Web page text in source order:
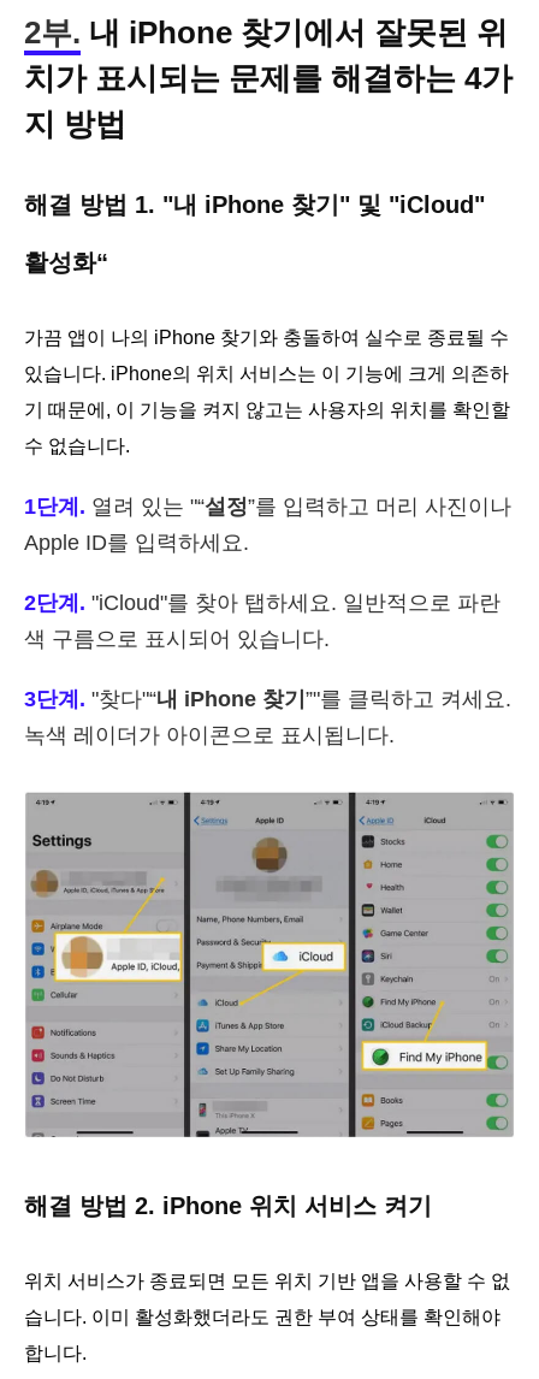
2부. 내 iPhone 찾기에서 잘못된 위
치가 표시되는 문제를 해결하는 4가
지 방법
해결 방법 1. "내 iPhone 찾기" 및 "iCloud"
활성화“
가끔 앱이 나의 iPhone 찾기와 충돌하여 실수로 종료될 수
있습니다. iPhone의 위치 서비스는 이 기능에 크게 의존하
기 때문에, 이 기능을 켜지 않고는 사용자의 위치를 확인할
수 없습니다.
1단계. 열려 있는 "“설정”를 입력하고 머리 사진이나
Apple ID를 입력하세요.
2단계. "iCloud"를 찾아 탭하세요. 일반적으로 파란
색 구름으로 표시되어 있습니다.
3단계. "찾다"“내 iPhone 찾기 ”"를 클릭하고 켜세요.
녹색 레이더가 아이콘으로 표시됩니다.
해결 방법 2. iPhone 위치 서비스 켜기
위치 서비스가 종료되면 모든 위치 기반 앱을 사용할 수 없
습니다. 이미 활성화했더라도 권한 부여 상태를 확인해야
합니다.